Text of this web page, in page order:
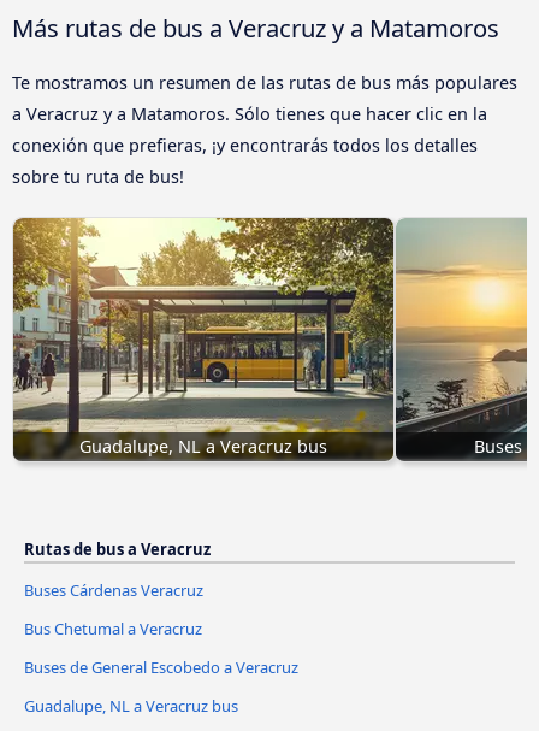
Más rutas de bus a Veracruz y a Matamoros
Te mostramos un resumen de las rutas de bus más populares
a Veracruz y a Matamoros. Sólo tienes que hacer clic en la
conexión que prefieras, ¡y encontrarás todos los detalles
sobre tu ruta de bus!
Guadalupe, NL a Veracruz bus Buses
Rutas de bus a Veracruz
Buses Cárdenas Veracruz
Bus Chetumal a Veracruz
Buses de General Escobedo a Veracruz
Guadalupe, NL a Veracruz bus